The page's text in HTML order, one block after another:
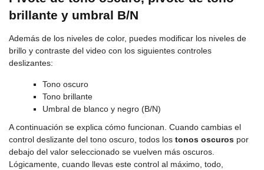
brillante y umbral B/N
Además de los niveles de color, puedes modificar los niveles de
brillo y contraste del video con los siguientes controles
deslizantes:
Tono oscuro
Tono brillante
Umbral de blanco y negro (B/N)
A continuación se explica cómo funcionan. Cuando cambias el
control deslizante del tono oscuro, todos los tonos oscuros por
debajo del valor seleccionado se vuelven más oscuros.
Lógicamente, cuando llevas este control al máximo, todo,